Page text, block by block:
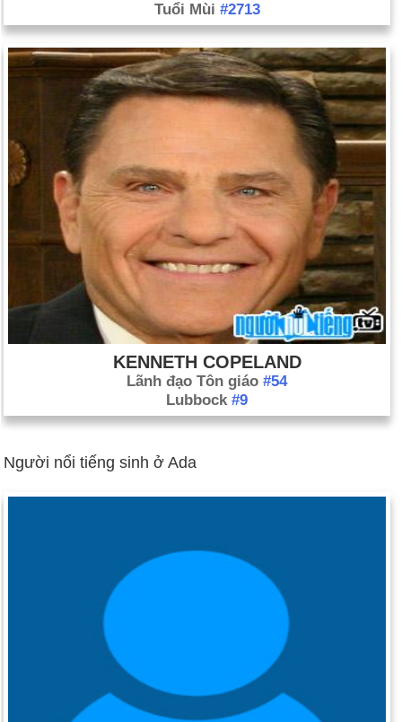
Tuổi Mùi #2713
KENNETH COPELAND
Lãnh đạo Tôn giáo #54
Lubbock #9
Người nổi tiếng sinh ở Ada